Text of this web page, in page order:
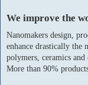
We improve the
Nanomakers design,
enhance drastically the
polymers, ceramics
More than 90%